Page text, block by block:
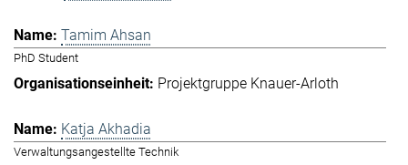
Tamim Ahsan
PhD Student
Projektgruppe Knauer-Arloth
Katja Akhadia
Verwaltungsangestellte Technik